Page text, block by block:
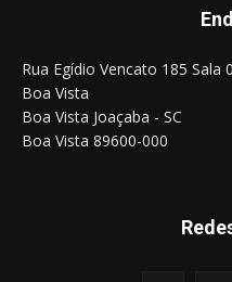
Rua Egídio Vencato 185 Sala
Boa Vista
Boa Vista Joaçaba - SC
Boa Vista 89600-000